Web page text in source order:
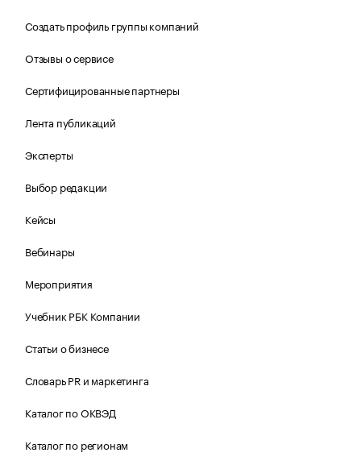
Создать профиль группы компаний
Отзывы о сервисе
Сертифицированные партнеры
Лента публикаций
Эксперты
Выбор редакции
Кейсы
Вебинары
Мероприятия
Учебник РБК Компании
Статьи о бизнесе
Словарь PR и маркетинга
Каталог по ОКВЭД
Каталог по регионам